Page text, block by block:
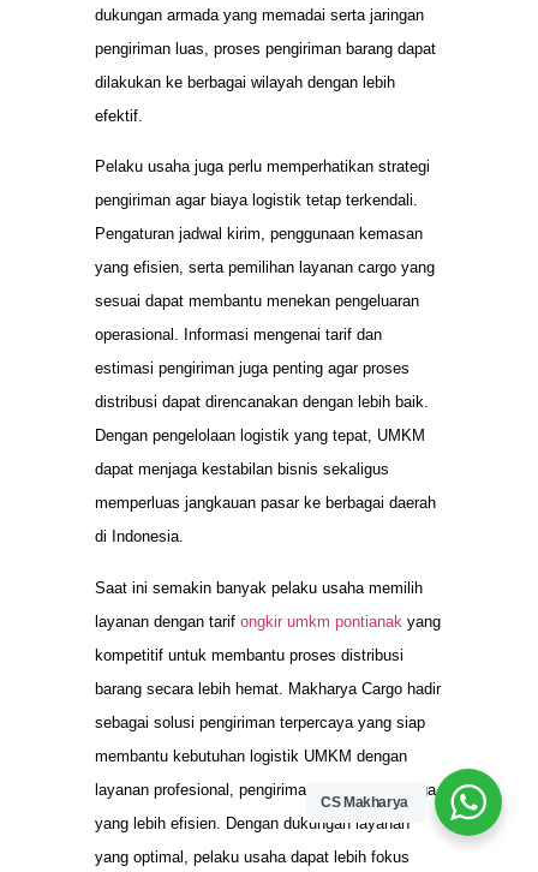
dukungan armada yang memadai serta jaringan
pengiriman luas, proses pengiriman barang dapat
dilakukan ke berbagai wilayah dengan lebih
efektif.
Pelaku usaha juga perlu memperhatikan strategi
pengiriman agar biaya logistik tetap terkendali.
Pengaturan jadwal kirim, penggunaan kemasan
yang efisien, serta pemilihan layanan cargo yang
sesuai dapat membantu menekan pengeluaran
operasional. Informasi mengenai tarif dan
estimasi pengiriman juga penting agar proses
distribusi dapat direncanakan dengan lebih baik.
Dengan pengelolaan logistik yang tepat, UMKM
dapat menjaga kestabilan bisnis sekaligus
memperluas jangkauan pasar ke berbagai daerah
di Indonesia.
Saat ini semakin banyak pelaku usaha memilih
layanan dengan tarif ongkir umkm pontianak yang
kompetitif untuk membantu proses distribusi
barang secara lebih hemat. Makharya Cargo hadir
sebagai solusi pengiriman terpercaya yang siap
membantu kebutuhan logistik UMKM dengan
layanan profesional, pengiriman aman, dan harga
yang lebih efisien. Dengan dukungan layanan
yang optimal, pelaku usaha dapat lebih fokus
CS Makharya